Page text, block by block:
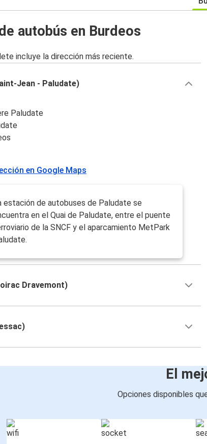
autobús en Burdeos
incluye la dirección más reciente.
Jean - Paludate)
Paludate
en Google Maps
estación de autobuses de Paludate se
en el Quai de Paludate, entre el puente
de la SNCF y el aparcamiento MetPark
Dravemont)
El
Opciones disponibles